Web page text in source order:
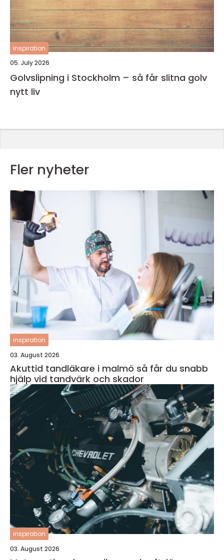
inspiration
05. July 2026
Golvslipning i Stockholm – så får slitna golv
nytt liv
Fler nyheter
inspiration
03. August 2026
Akuttid tandläkare i malmö så får du snabb
hjälp vid tandvärk och skador
inspiration
03. August 2026